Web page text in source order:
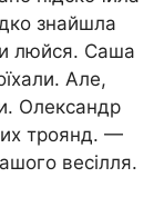
знайшла
люйся. Саша
Але,
Олександр
троянд. —
весілля.